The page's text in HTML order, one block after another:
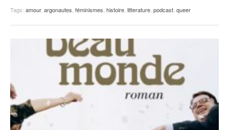
Tags: amour, argonautes féminismes histoire litterature podcast queer